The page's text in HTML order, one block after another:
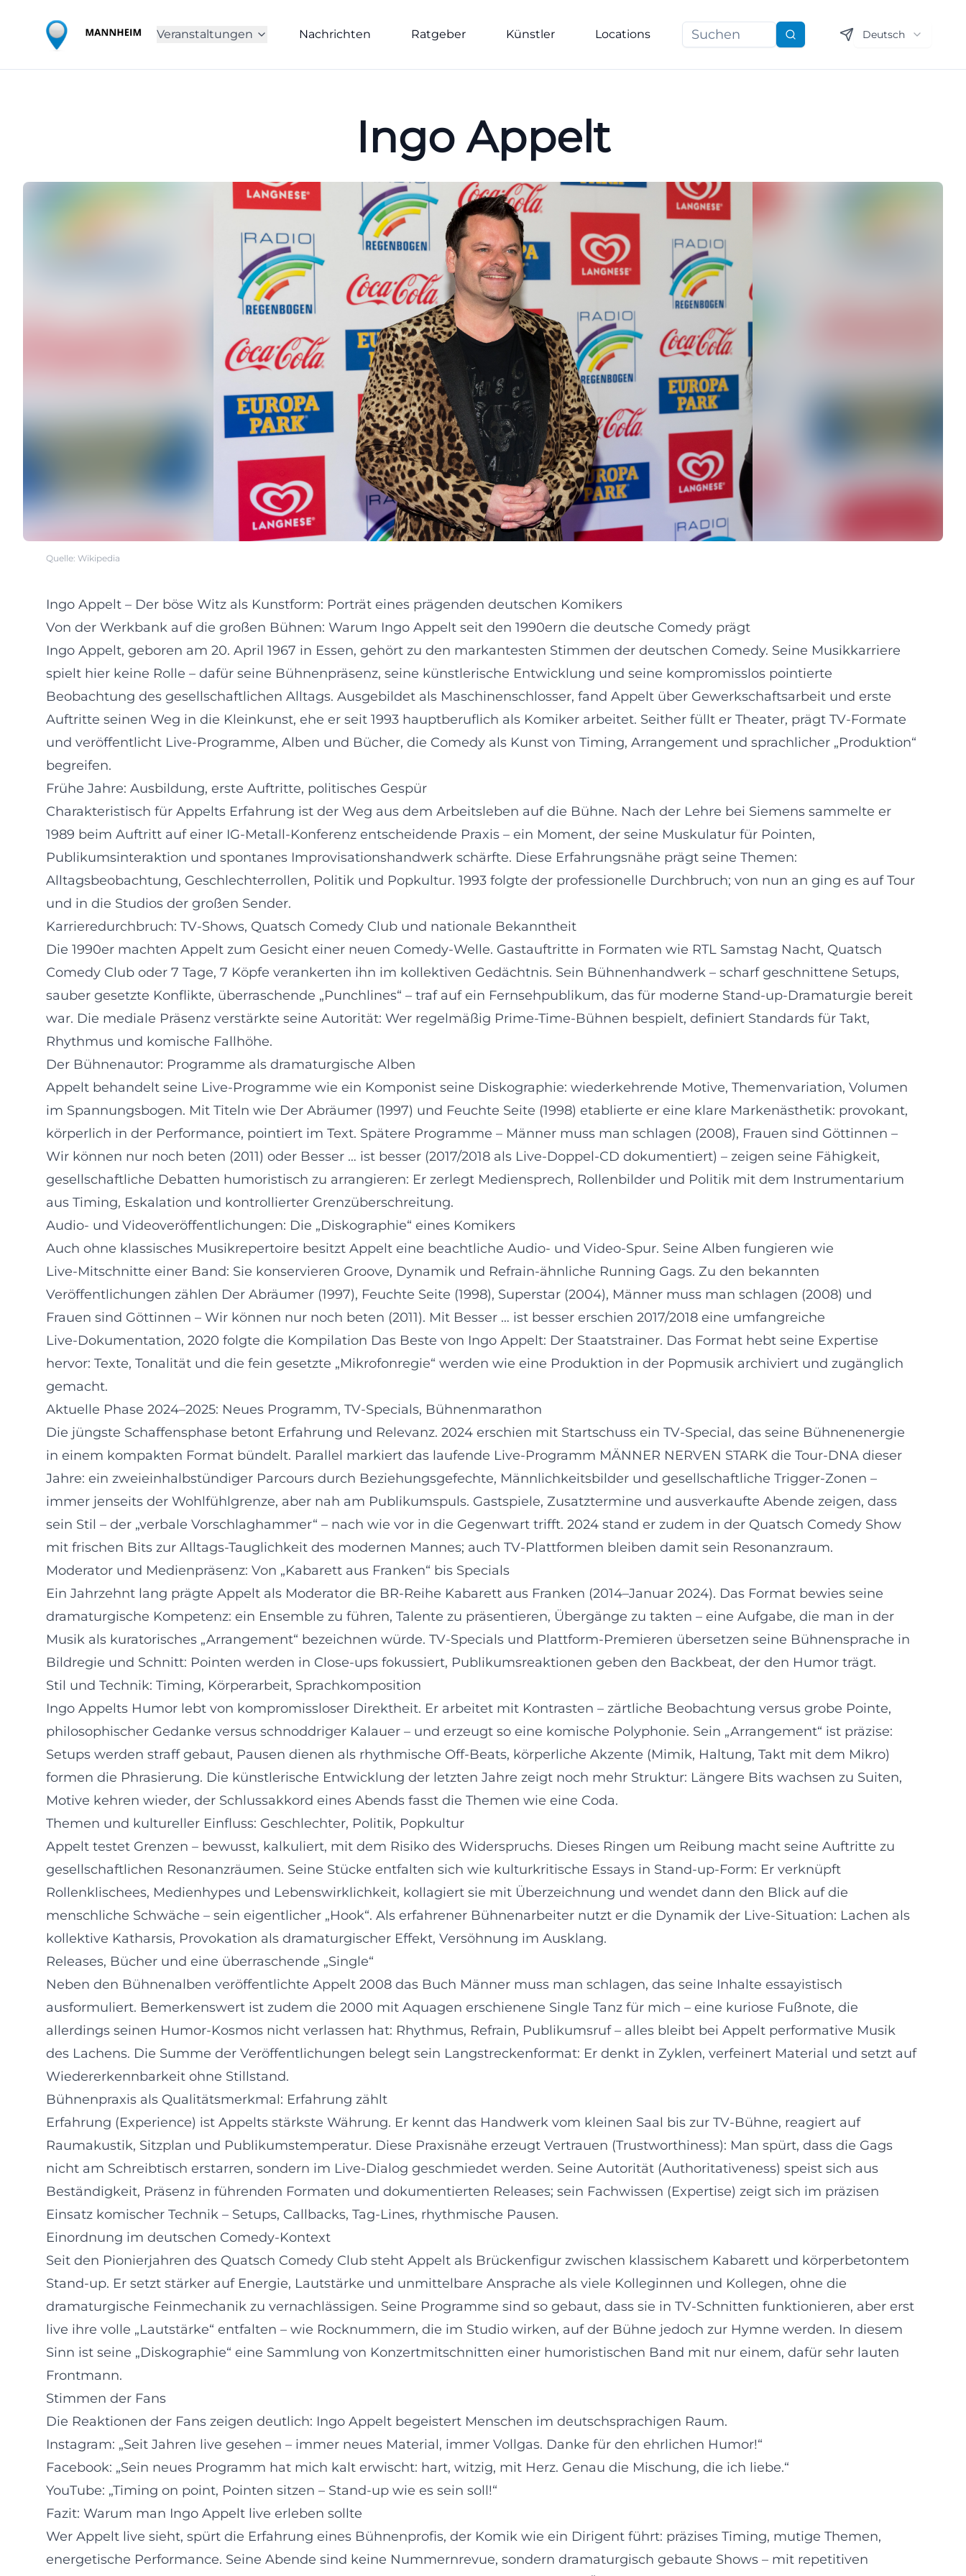
Veranstaltungen Nachrichten Ratgeber Künstler Locations Suchen Deutsch
Ingo Appelt
Quelle: Wikipedia
Ingo Appelt – Der böse Witz als Kunstform: Porträt eines prägenden deutschen Komikers
Von der Werkbank auf die großen Bühnen: Warum Ingo Appelt seit den 1990ern die deutsche Comedy prägt
Ingo Appelt, geboren am 20. April 1967 in Essen, gehört zu den markantesten Stimmen der deutschen Comedy. Seine Musikkarriere
spielt hier keine Rolle – dafür seine Bühnenpräsenz, seine künstlerische Entwicklung und seine kompromisslos pointierte
Beobachtung des gesellschaftlichen Alltags. Ausgebildet als Maschinenschlosser, fand Appelt über Gewerkschaftsarbeit und erste
Auftritte seinen Weg in die Kleinkunst, ehe er seit 1993 hauptberuflich als Komiker arbeitet. Seither füllt er Theater, prägt TV-Formate
und veröffentlicht Live‑Programme, Alben und Bücher, die Comedy als Kunst von Timing, Arrangement und sprachlicher „Produktion“
begreifen.
Frühe Jahre: Ausbildung, erste Auftritte, politisches Gespür
Charakteristisch für Appelts Erfahrung ist der Weg aus dem Arbeitsleben auf die Bühne. Nach der Lehre bei Siemens sammelte er
1989 beim Auftritt auf einer IG‑Metall‑Konferenz entscheidende Praxis – ein Moment, der seine Muskulatur für Pointen,
Publikumsinteraktion und spontanes Improvisationshandwerk schärfte. Diese Erfahrungsnähe prägt seine Themen:
Alltagsbeobachtung, Geschlechterrollen, Politik und Popkultur. 1993 folgte der professionelle Durchbruch; von nun an ging es auf Tour
und in die Studios der großen Sender.
Karrieredurchbruch: TV‑Shows, Quatsch Comedy Club und nationale Bekanntheit
Die 1990er machten Appelt zum Gesicht einer neuen Comedy‑Welle. Gastauftritte in Formaten wie RTL Samstag Nacht, Quatsch
Comedy Club oder 7 Tage, 7 Köpfe verankerten ihn im kollektiven Gedächtnis. Sein Bühnenhandwerk – scharf geschnittene Setups,
sauber gesetzte Konflikte, überraschende „Punchlines“ – traf auf ein Fernsehpublikum, das für moderne Stand‑up‑Dramaturgie bereit
war. Die mediale Präsenz verstärkte seine Autorität: Wer regelmäßig Prime‑Time‑Bühnen bespielt, definiert Standards für Takt,
Rhythmus und komische Fallhöhe.
Der Bühnenautor: Programme als dramaturgische Alben
Appelt behandelt seine Live‑Programme wie ein Komponist seine Diskographie: wiederkehrende Motive, Themenvariation, Volumen
im Spannungsbogen. Mit Titeln wie Der Abräumer (1997) und Feuchte Seite (1998) etablierte er eine klare Markenästhetik: provokant,
körperlich in der Performance, pointiert im Text. Spätere Programme – Männer muss man schlagen (2008), Frauen sind Göttinnen –
Wir können nur noch beten (2011) oder Besser … ist besser (2017/2018 als Live‑Doppel‑CD dokumentiert) – zeigen seine Fähigkeit,
gesellschaftliche Debatten humoristisch zu arrangieren: Er zerlegt Mediensprech, Rollenbilder und Politik mit dem Instrumentarium
aus Timing, Eskalation und kontrollierter Grenzüberschreitung.
Audio‑ und Videoveröffentlichungen: Die „Diskographie“ eines Komikers
Auch ohne klassisches Musikrepertoire besitzt Appelt eine beachtliche Audio‑ und Video‑Spur. Seine Alben fungieren wie
Live‑Mitschnitte einer Band: Sie konservieren Groove, Dynamik und Refrain‑ähnliche Running Gags. Zu den bekannten
Veröffentlichungen zählen Der Abräumer (1997), Feuchte Seite (1998), Superstar (2004), Männer muss man schlagen (2008) und
Frauen sind Göttinnen – Wir können nur noch beten (2011). Mit Besser … ist besser erschien 2017/2018 eine umfangreiche
Live‑Dokumentation, 2020 folgte die Kompilation Das Beste von Ingo Appelt: Der Staatstrainer. Das Format hebt seine Expertise
hervor: Texte, Tonalität und die fein gesetzte „Mikrofonregie“ werden wie eine Produktion in der Popmusik archiviert und zugänglich
gemacht.
Aktuelle Phase 2024–2025: Neues Programm, TV‑Specials, Bühnenmarathon
Die jüngste Schaffensphase betont Erfahrung und Relevanz. 2024 erschien mit Startschuss ein TV‑Special, das seine Bühnenenergie
in einem kompakten Format bündelt. Parallel markiert das laufende Live‑Programm MÄNNER NERVEN STARK die Tour‑DNA dieser
Jahre: ein zweieinhalbstündiger Parcours durch Beziehungsgefechte, Männlichkeitsbilder und gesellschaftliche Trigger‑Zonen –
immer jenseits der Wohlfühlgrenze, aber nah am Publikumspuls. Gastspiele, Zusatztermine und ausverkaufte Abende zeigen, dass
sein Stil – der „verbale Vorschlaghammer“ – nach wie vor in die Gegenwart trifft. 2024 stand er zudem in der Quatsch Comedy Show
mit frischen Bits zur Alltags‑Tauglichkeit des modernen Mannes; auch TV‑Plattformen bleiben damit sein Resonanzraum.
Moderator und Medienpräsenz: Von „Kabarett aus Franken“ bis Specials
Ein Jahrzehnt lang prägte Appelt als Moderator die BR‑Reihe Kabarett aus Franken (2014–Januar 2024). Das Format bewies seine
dramaturgische Kompetenz: ein Ensemble zu führen, Talente zu präsentieren, Übergänge zu takten – eine Aufgabe, die man in der
Musik als kuratorisches „Arrangement“ bezeichnen würde. TV‑Specials und Plattform‑Premieren übersetzen seine Bühnensprache in
Bildregie und Schnitt: Pointen werden in Close‑ups fokussiert, Publikumsreaktionen geben den Backbeat, der den Humor trägt.
Stil und Technik: Timing, Körperarbeit, Sprachkomposition
Ingo Appelts Humor lebt von kompromissloser Direktheit. Er arbeitet mit Kontrasten – zärtliche Beobachtung versus grobe Pointe,
philosophischer Gedanke versus schnoddriger Kalauer – und erzeugt so eine komische Polyphonie. Sein „Arrangement“ ist präzise:
Setups werden straff gebaut, Pausen dienen als rhythmische Off‑Beats, körperliche Akzente (Mimik, Haltung, Takt mit dem Mikro)
formen die Phrasierung. Die künstlerische Entwicklung der letzten Jahre zeigt noch mehr Struktur: Längere Bits wachsen zu Suiten,
Motive kehren wieder, der Schlussakkord eines Abends fasst die Themen wie eine Coda.
Themen und kultureller Einfluss: Geschlechter, Politik, Popkultur
Appelt testet Grenzen – bewusst, kalkuliert, mit dem Risiko des Widerspruchs. Dieses Ringen um Reibung macht seine Auftritte zu
gesellschaftlichen Resonanzräumen. Seine Stücke entfalten sich wie kulturkritische Essays in Stand‑up‑Form: Er verknüpft
Rollenklischees, Medienhypes und Lebenswirklichkeit, kollagiert sie mit Überzeichnung und wendet dann den Blick auf die
menschliche Schwäche – sein eigentlicher „Hook“. Als erfahrener Bühnenarbeiter nutzt er die Dynamik der Live‑Situation: Lachen als
kollektive Katharsis, Provokation als dramaturgischer Effekt, Versöhnung im Ausklang.
Releases, Bücher und eine überraschende „Single“
Neben den Bühnenalben veröffentlichte Appelt 2008 das Buch Männer muss man schlagen, das seine Inhalte essayistisch
ausformuliert. Bemerkenswert ist zudem die 2000 mit Aquagen erschienene Single Tanz für mich – eine kuriose Fußnote, die
allerdings seinen Humor‑Kosmos nicht verlassen hat: Rhythmus, Refrain, Publikumsruf – alles bleibt bei Appelt performative Musik
des Lachens. Die Summe der Veröffentlichungen belegt sein Langstreckenformat: Er denkt in Zyklen, verfeinert Material und setzt auf
Wiedererkennbarkeit ohne Stillstand.
Bühnenpraxis als Qualitätsmerkmal: Erfahrung zählt
Erfahrung (Experience) ist Appelts stärkste Währung. Er kennt das Handwerk vom kleinen Saal bis zur TV‑Bühne, reagiert auf
Raumakustik, Sitzplan und Publikumstemperatur. Diese Praxisnähe erzeugt Vertrauen (Trustworthiness): Man spürt, dass die Gags
nicht am Schreibtisch erstarren, sondern im Live‑Dialog geschmiedet werden. Seine Autorität (Authoritativeness) speist sich aus
Beständigkeit, Präsenz in führenden Formaten und dokumentierten Releases; sein Fachwissen (Expertise) zeigt sich im präzisen
Einsatz komischer Technik – Setups, Callbacks, Tag‑Lines, rhythmische Pausen.
Einordnung im deutschen Comedy‑Kontext
Seit den Pionierjahren des Quatsch Comedy Club steht Appelt als Brückenfigur zwischen klassischem Kabarett und körperbetontem
Stand‑up. Er setzt stärker auf Energie, Lautstärke und unmittelbare Ansprache als viele Kolleginnen und Kollegen, ohne die
dramaturgische Feinmechanik zu vernachlässigen. Seine Programme sind so gebaut, dass sie in TV‑Schnitten funktionieren, aber erst
live ihre volle „Lautstärke“ entfalten – wie Rocknummern, die im Studio wirken, auf der Bühne jedoch zur Hymne werden. In diesem
Sinn ist seine „Diskographie“ eine Sammlung von Konzertmitschnitten einer humoristischen Band mit nur einem, dafür sehr lauten
Frontmann.
Stimmen der Fans
Die Reaktionen der Fans zeigen deutlich: Ingo Appelt begeistert Menschen im deutschsprachigen Raum.
Instagram: „Seit Jahren live gesehen – immer neues Material, immer Vollgas. Danke für den ehrlichen Humor!“
Facebook: „Sein neues Programm hat mich kalt erwischt: hart, witzig, mit Herz. Genau die Mischung, die ich liebe.“
YouTube: „Timing on point, Pointen sitzen – Stand‑up wie es sein soll!“
Fazit: Warum man Ingo Appelt live erleben sollte
Wer Appelt live sieht, spürt die Erfahrung eines Bühnenprofis, der Komik wie ein Dirigent führt: präzises Timing, mutige Themen,
energetische Performance. Seine Abende sind keine Nummernrevue, sondern dramaturgisch gebaute Shows – mit repetitiven